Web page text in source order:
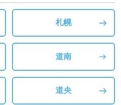
札幌
道南
道央